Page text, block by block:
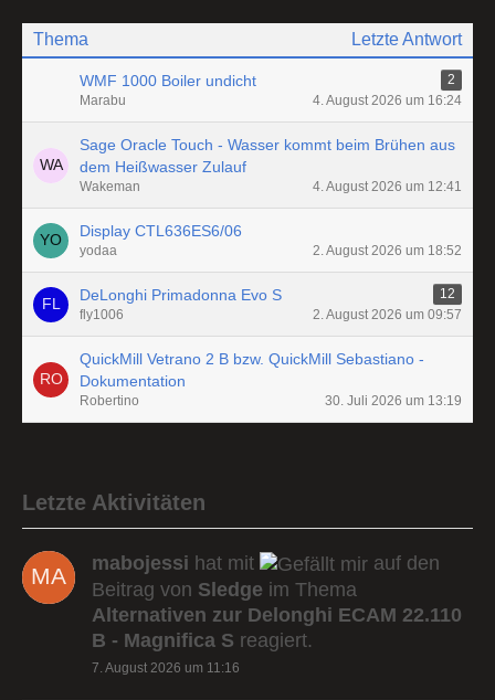
Thema Letzte Antwort
WMF 1000 Boiler undicht
2
Marabu
4. August 2026 um 16:24
Sage Oracle Touch - Wasser kommt beim Brühen aus
dem Heißwasser Zulauf
Wakeman 4. August 2026 um 12:41
Display CTL636ES6/06
yodaa 2. August 2026 um 18:52
DeLonghi Primadonna Evo S
12
fly1006
2. August 2026 um 09:57
QuickMill Vetrano 2 B bzw. QuickMill Sebastiano -
Dokumentation
Robertino 30. Juli 2026 um 13:19
Letzte Aktivitäten
mabojessi hat mit
auf den
Beitrag von Sledge im Thema
Alternativen zur Delonghi ECAM 22.110
B - Magnifica S reagiert.
7. August 2026 um 11:16